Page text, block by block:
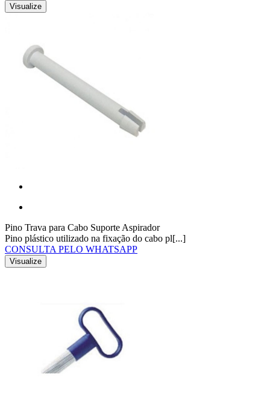
Visualize
Pino Trava para Cabo Suporte Aspirador
Pino plástico utilizado na fixação do cabo pl[...]
CONSULTA PELO WHATSAPP
Visualize